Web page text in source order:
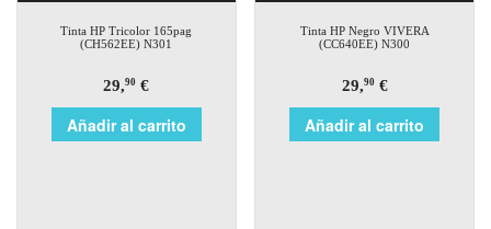
Tinta HP Tricolor 165pag
(CH562EE) N301
29,90 €
Añadir al carrito
Tinta HP Negro VIVERA
(CC640EE) N300
29,90€
Añadir al carrito